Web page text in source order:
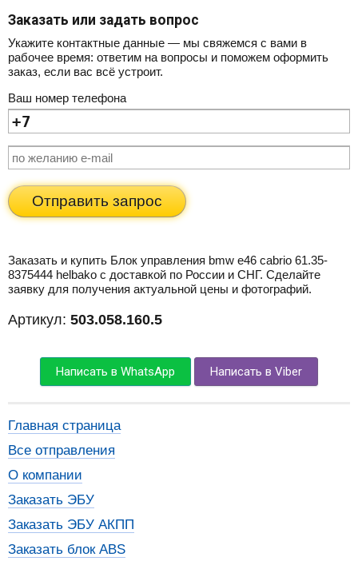
Заказать или задать вопрос
Укажите контактные данные — мы свяжемся с вами в
рабочее время: ответим на вопросы и поможем оформить
заказ, если вас всё устроит.
Ваш номер телефона
Отправить запрос
Заказать и купить Блок управления bmw e46 cabrio 61.35-
8375444 helbako с доставкой по России и СНГ. Сделайте
заявку для получения актуальной цены и фотографий.
Артикул: 503.058.160.5
Написать в WhatsApp Написать в Viber
Главная страница
Все отправления
О компании
Заказать ЭБУ
Заказать ЭБУ АКПП
Заказать блок ABS